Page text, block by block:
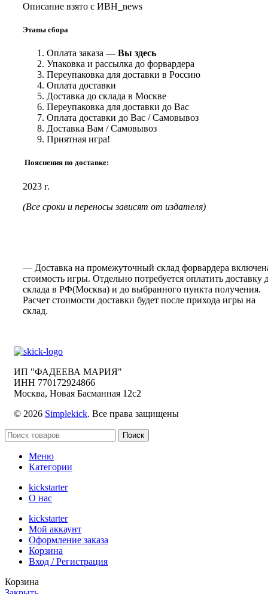
Описание взято с ИВН_news
Этапы сбора
Оплата заказа— Вы здесь
Упаковка и рассылка до форвардера
Переупаковка для доставки в Россию
Оплата доставки
Доставка до склада в Москве
Переупаковка для доставки до Вас
Оплата доставки до Вас / Самовывоз
Доставка Вам / Самовывоз
Приятная игра!
Пояснения по доставке:
2023 г.
(Все сроки и переносы зависят от издателя)
— Доставка на промежуточный склад форвардера
стоимость игры. Отдельно потребуется оплатить доставку
склада в РФ(Москва) и до выбранного пункта получения.
Расчет стоимости доставки будет после прихода игры на
склад.
ИП "ФАДЕЕВА МАРИЯ"
ИНН 770172924866
Москва, Новая Басманная 12с2
© 2026 Simplekick. Все права защищены
Поиск
Меню
Категории
kickstarter
О нас
kickstarter
Мой аккаунт
Оформление заказа
Корзина
Вход / Регистрация
Корзина